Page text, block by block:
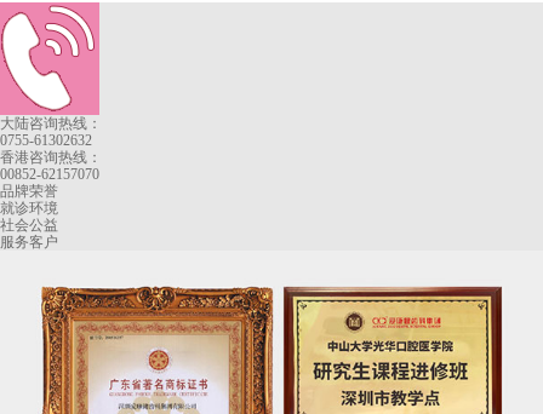
大陆咨询热线：
0755-61302632
香港咨询热线：
00852-62157070
品牌荣誉
就诊环境
社会公益
服务客户